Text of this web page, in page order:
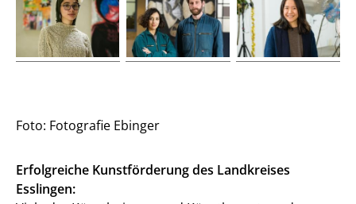
Foto: Fotografie Ebinger
Erfolgreiche Kunstförderung des Landkreises
Esslingen: